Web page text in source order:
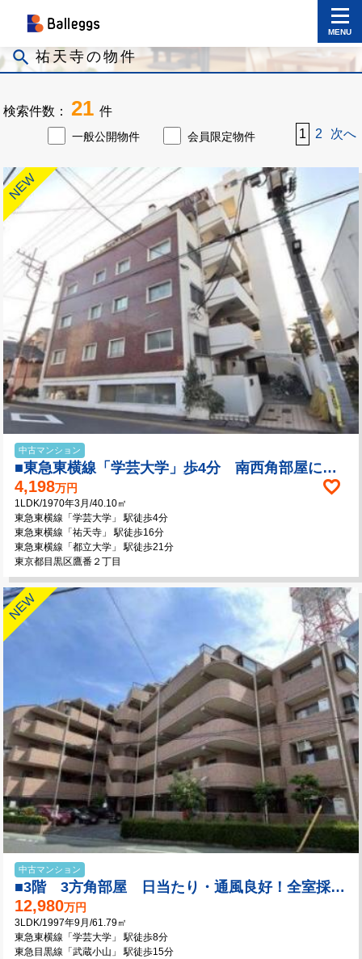
MENU
search 祐天寺の物件
検索件数：21件
一般公開物件 会員限定物件 1 2 次へ
中古マンション
■東急東横線「学芸大学」歩4分 南西角部屋につき陽当り・通風良好
4,198万円
1LDK/1970年3月/40.10㎡
東急東横線「学芸大学」 駅徒歩4分
東急東横線「祐天寺」 駅徒歩16分
東急東横線「都立大学」 駅徒歩21分
東京都目黒区鷹番２丁目
中古マンション
■3階 3方角部屋 日当たり・通風良好！全室採光有！！
12,980万円
3LDK/1997年9月/61.79㎡
東急東横線「学芸大学」 駅徒歩8分
東急目黒線「武蔵小山」 駅徒歩15分